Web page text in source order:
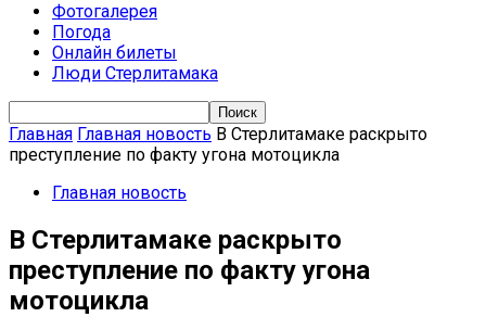
Фотогалерея
Погода
Онлайн билеты
Люди Стерлитамака
Главная Главная новость В Стерлитамаке раскрыто
преступление по факту угона мотоцикла
Главная новость
В Стерлитамаке раскрыто
преступление по факту угона
мотоцикла